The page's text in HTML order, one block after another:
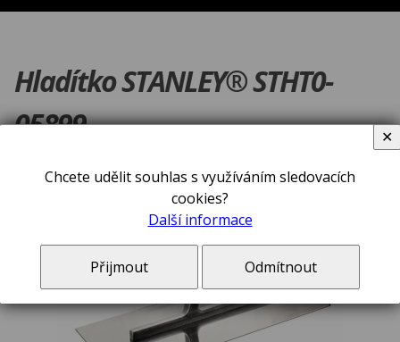
Hladítko STANLEY® STHT0-
05899
Chcete udělit souhlas s využíváním sledovacích
cookies?
Další informace
Přijmout Odmítnout
✕